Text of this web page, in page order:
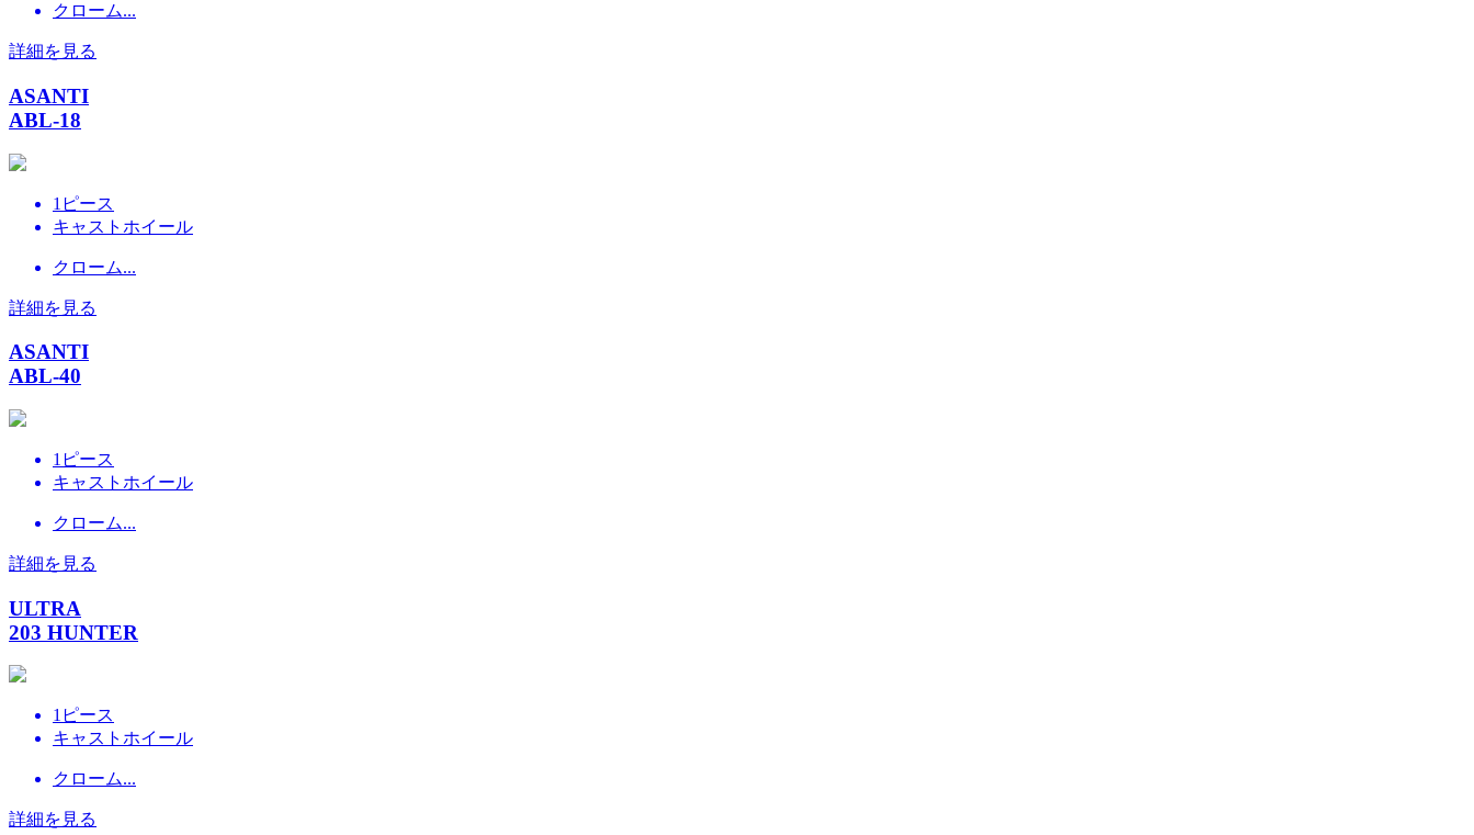
クローム...
詳細を見る
ASANTI
ABL-18
1ピース
キャストホイール
クローム...
詳細を見る
ASANTI
ABL-40
1ピース
キャストホイール
クローム...
詳細を見る
ULTRA
203 HUNTER
1ピース
キャストホイール
クローム...
詳細を見る